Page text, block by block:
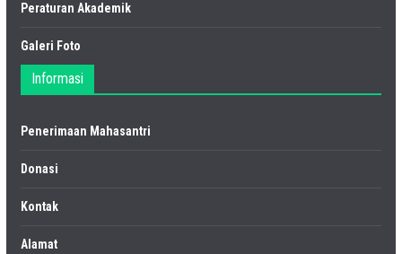
Peraturan Akademik
Galeri Foto
Informasi
Penerimaan Mahasantri
Donasi
Kontak
Alamat